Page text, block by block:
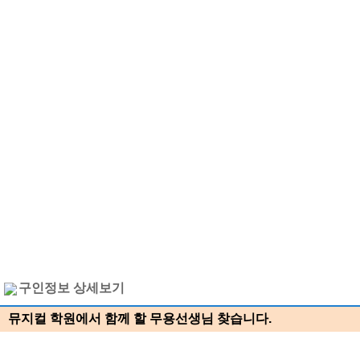
구인정보 상세보기
뮤지컬 학원에서 함께 할 무용선생님 찾습니다.